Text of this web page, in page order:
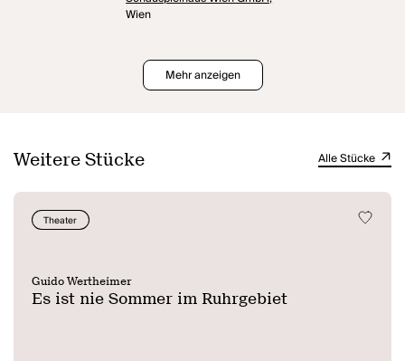
Wien
Mehr anzeigen
Weitere Stücke Alle Stücke
Theater
Guido Wertheimer
Es ist nie Sommer im Ruhrgebiet